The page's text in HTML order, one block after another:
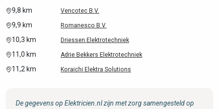
9,8 km Vencotec B.V.
9,9 km Romanesco B.V.
10,3 km Driessen Elektrotechniek
11,0 km Adrie Bekkers Elektrotechniek
11,2 km Koraichi Elektra Solutions
De gegevens op Elektricien.nl zijn met zorg samengesteld op